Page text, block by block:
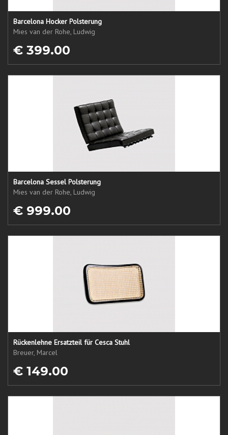
Barcelona Hocker Polsterung
Mies van der Rohe, Ludwig
€ 399.00
Barcelona Sessel Polsterung
Mies van der Rohe, Ludwig
€ 999.00
Rückenlehne Ersatzteil für Cesca Stuhl
Breuer, Marcel
€ 149.00